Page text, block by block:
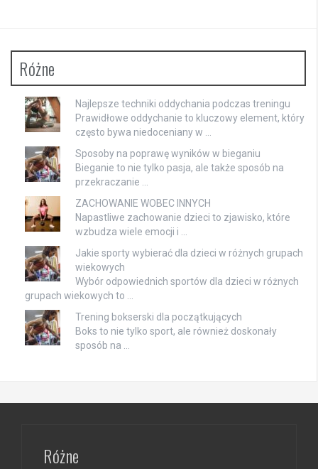
Różne
Najlepsze techniki oddychania podczas treningu
Prawidłowe oddychanie to kluczowy element, który
często bywa niedoceniany w …
Sposoby na poprawę wyników w bieganiu
Bieganie to nie tylko pasja, ale także sposób na
przekraczanie …
ZACHOWANIE WOBEC INNYCH
Napastliwe zachowanie dzieci to zjawisko, które
wzbudza wiele emocji i …
Jakie sporty wybierać dla dzieci w różnych grupach
wiekowych
Wybór odpowiednich sportów dla dzieci w różnych
grupach wiekowych to …
Trening bokserski dla początkujących
Boks to nie tylko sport, ale również doskonały
sposób na …
Różne